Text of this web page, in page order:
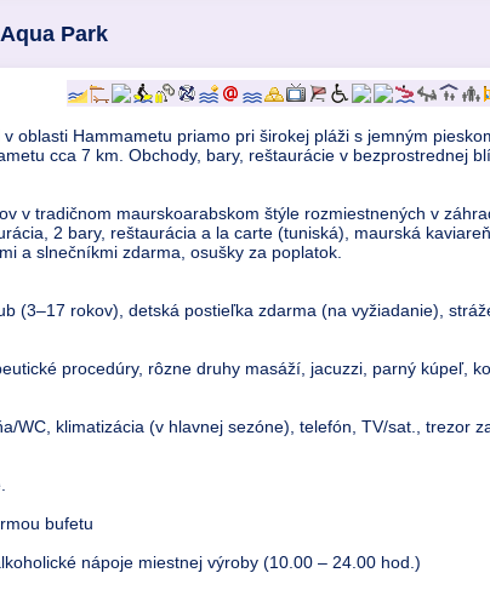
Park
oblasti Hammametu priamo pri širokej pláži s jemným
cca 7 km. Obchody, bary, reštaurácie v bezprostrednej
v tradičnom maurskoarabskom štýle rozmiestnených v
2 bary, reštaurácia a la carte (tuniská), maurská
a slnečníkmi zdarma, osušky za poplatok.
(3–17 rokov), detská postieľka zdarma (na vyžiadanie),
procedúry, rôzne druhy masáží, jacuzzi, parný kúpeľ,
WC, klimatizácia (v hlavnej sezóne), telefón, TV/sat., trezor
bufetu
nápoje miestnej výroby (10.00 – 24.00 hod.)